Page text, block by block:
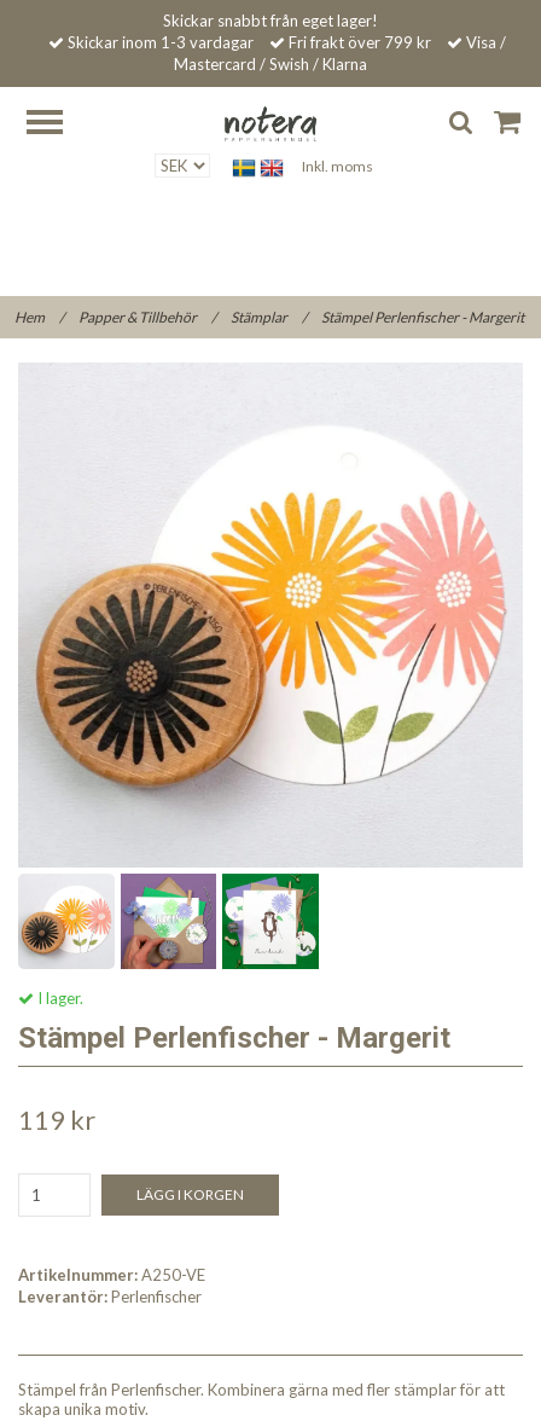
Skickar snabbt från eget lager!
Skickar inom 1-3 vardagar
Fri frakt över 799 kr
Visa /
Mastercard / Swish / Klarna
Inkl. moms
Hem / Papper & Tillbehör / Stämplar / Stämpel Perlenfischer - Margerit
I lager.
Stämpel Perlenfischer - Margerit
119 kr
LÄGG I KORGEN
Artikelnummer:A250-VE
Leverantör:Perlenfischer
Stämpel från Perlenfischer. Kombinera gärna med fler stämplar för att
skapa unika motiv.